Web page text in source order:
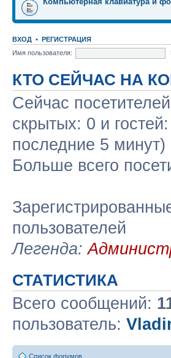
ВХОД • РЕГИСТРАЦИЯ
Имя пользователя:
КТО СЕЙЧАС НА
Сейчас
скрытых: 0 и
последние 5 минут)
Больше всего
пользователей
Легенда:
СТАТИСТИКА
Всего сообщений:
пользователь:
Список форумов